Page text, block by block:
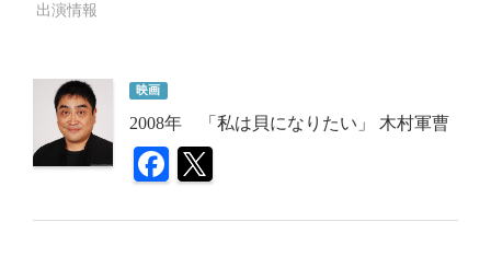
出演情報
映画
2008年 「私は貝になりたい」 木村軍曹